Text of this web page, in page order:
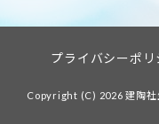
プライバシーポリ
Copyright (C) 2026 建陶